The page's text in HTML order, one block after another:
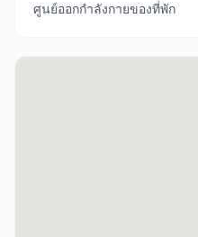
ศูนย์ออกกำลังกายของที่พัก